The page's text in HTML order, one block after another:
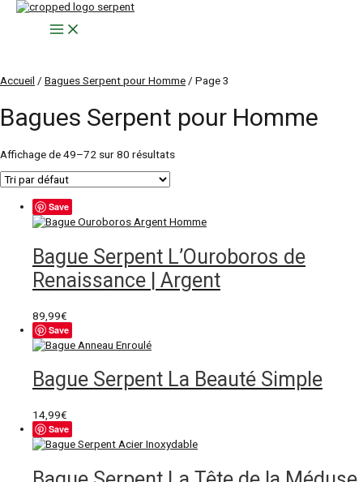
Aller
Main
Menu
Accueil / Bagues Serpent pour Homme / Page 3
Bagues Serpent pour Homme
Affichage de 49–72 sur 80 résultats
Save
Bague Serpent L’Ouroboros de
Renaissance | Argent
89,99€
Save
Bague Serpent La Beauté Simple
14,99€
Save